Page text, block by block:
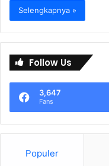
Selengkapnya »
Follow Us
3,647
Fans
Populer